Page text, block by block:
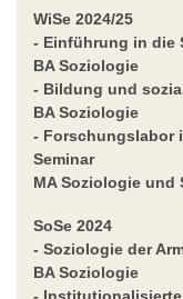
WiSe 2024/25
- Einführung in die
BA Soziologie
- Bildung und
BA Soziologie
- Forschungslabor
Seminar
MA Soziologie und
SoSe 2024
- Soziologie der
BA Soziologie